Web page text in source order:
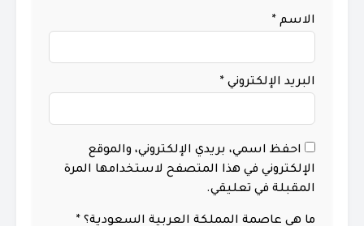
الاسم *
البريد الإلكتروني *
احفظ اسمي، بريدي الإلكتروني، والموقع
الإلكتروني في هذا المتصفح لاستخدامها المرة
المقبلة في تعليقي.
ما هي عاصمة المملكة العربية السعودية؟ *